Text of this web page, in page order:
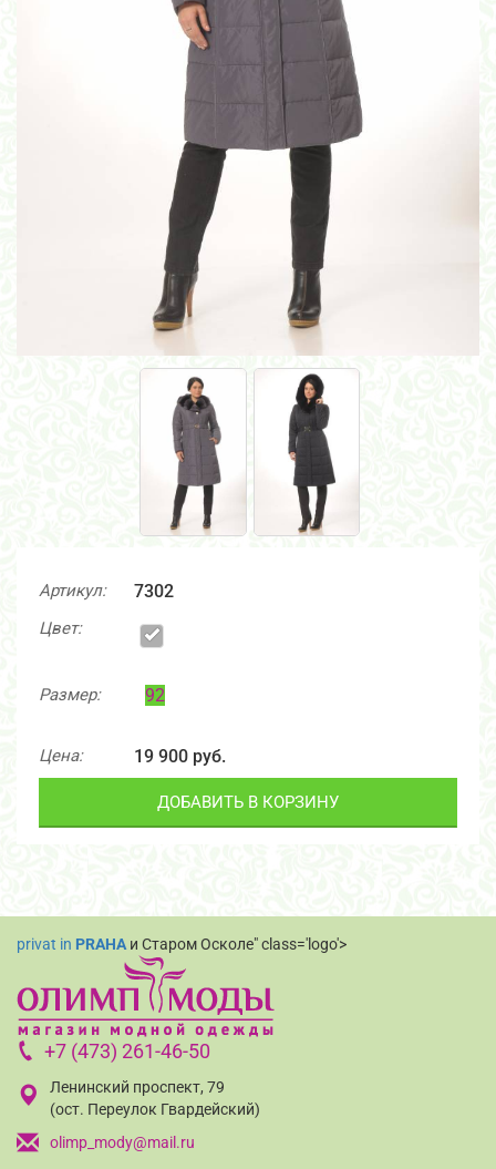
Артикул: 7302
Цвет:
Размер: 92
Цена: 19 900 руб.
ДОБАВИТЬ В КОРЗИНУ
privat in PRAHA и Старом Осколе" class='logo'>
+7 (473) 261-46-50
Ленинский проспект, 79
(ост. Переулок Гвардейский)
olimp_mody@mail.ru